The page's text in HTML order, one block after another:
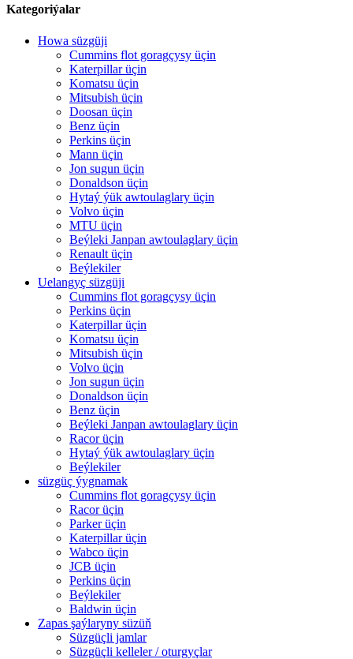
Kategoriýalar
Howa süzgüji
Cummins flot goragçysy üçin
Katerpillar üçin
Komatsu üçin
Mitsubish üçin
Doosan üçin
Benz üçin
Perkins üçin
Mann üçin
Jon sugun üçin
Donaldson üçin
Hytaý ýük awtoulaglary üçin
Volvo üçin
MTU üçin
Beýleki Janpan awtoulaglary üçin
Renault üçin
Beýlekiler
Uelangyç süzgüji
Cummins flot goragçysy üçin
Perkins üçin
Katerpillar üçin
Komatsu üçin
Mitsubish üçin
Volvo üçin
Jon sugun üçin
Donaldson üçin
Benz üçin
Beýleki Janpan awtoulaglary üçin
Racor üçin
Hytaý ýük awtoulaglary üçin
Beýlekiler
süzgüç ýygnamak
Cummins flot goragçysy üçin
Racor üçin
Parker üçin
Katerpillar üçin
Wabco üçin
JCB üçin
Perkins üçin
Beýlekiler
Baldwin üçin
Zapas şaýlaryny süzüň
Süzgüçli jamlar
Süzgüçli kelleler / oturgyçlar